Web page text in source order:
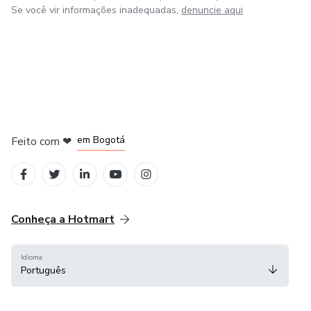
Se você vir informações inadequadas, denuncie aqui
Feito com ❤ em Bogotá
Conheça a Hotmart
Idioma
Português